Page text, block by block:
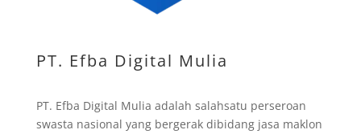
PT. Efba Digital Mulia
PT. Efba Digital Mulia adalah salahsatu perseroan
swasta nasional yang bergerak dibidang jasa maklon